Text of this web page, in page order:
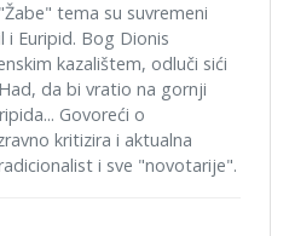
tema su suvremeni
i Euripid. Bog Dionis
kazalištem, odluči sići
da bi vratio na gornji
Govoreći o
kritizira i aktualna
i sve "novotarije".